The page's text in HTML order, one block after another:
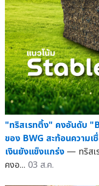
"ทริสเรทติ้ง" คงอันดับ
ของ BWG สะท้อนความ
เงินยังแข็งแกร่ง — ทริสเ
คงอ... 03 ส.ค.